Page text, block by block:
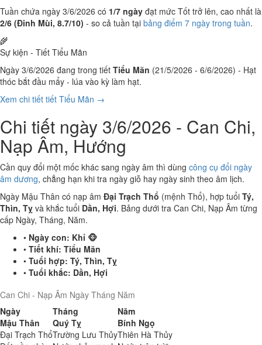
Tuần chứa ngày 3/6/2026 có 1/7 ngày đạt mức Tốt trở lên, cao nhất là
2/6 (Đinh Mùi, 8.7/10) - so cả tuần tại bảng điểm 7 ngày trong tuần.
🌾
Sự kiện - Tiết Tiểu Mãn
Ngày 3/6/2026 đang trong tiết Tiểu Mãn (21/5/2026 - 6/6/2026) - Hạt
thóc bắt đầu mẩy - lúa vào kỳ làm hạt.
Xem chi tiết tiết Tiểu Mãn →
Chi tiết ngày 3/6/2026 - Can Chi,
Nạp Âm, Hướng
Cần quy đổi một mốc khác sang ngày âm thì dùng công cụ đổi ngày
âm dương, chẳng hạn khi tra ngày giỗ hay ngày sinh theo âm lịch.
Ngày Mậu Thân có nạp âm Đại Trạch Thổ (mệnh Thổ), hợp tuổi Tý,
Thìn, Tỵ và khắc tuổi Dần, Hợi. Bảng dưới tra Can Chi, Nạp Âm từng
cấp Ngày, Tháng, Năm.
• Ngày con: Khỉ 🐵
• Tiết khí: Tiểu Mãn
• Tuổi hợp: Tý, Thìn, Tỵ
• Tuổi khắc: Dần, Hợi
Can Chi - Nạp Âm Ngày Tháng Năm
Ngày
Tháng
Năm
Mậu Thân
Quý Tỵ
Bính Ngọ
Đại Trạch ThổTrường Lưu ThủyThiên Hà Thủy